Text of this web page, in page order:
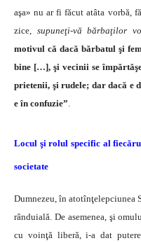
aşa» nu ar fi făcut atâta vorbă,
zice, supuneţi-vă bărbaţilor
motivul că dacă bărbatul şi
bine […], şi vecinii se
prietenii, şi rudele; dar dacă e
e în confuzie”
Locul şi rolul specific al
societate
Dumnezeu, în atotînţelepciunea
rânduială. De asemenea, şi
cu voinţă liberă, i-a dat